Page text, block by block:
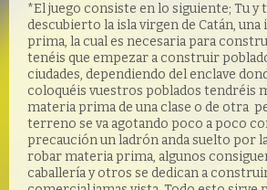
*El juego consiste en lo siguiente; Tu y
descubierto la isla virgen de Catán,
prima, la cual es necesaria para
tenéis que empezar a construir
ciudades, dependiendo del enclave
coloquéis vuestros poblados tendréis
materia prima de una clase o de otra
terreno se va agotando poco a poco
precaución un ladrón anda suelto por
robar materia prima, algunos
caballería y otros se dedican a